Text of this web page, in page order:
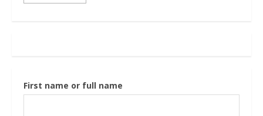
First name or full name